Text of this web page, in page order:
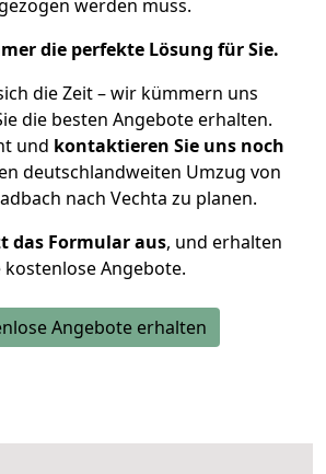
werden muss.
die perfekte Lösung für Sie.
die Zeit – wir kümmern uns
die besten Angebote erhalten.
und kontaktieren Sie uns noch
deutschlandweiten Umzug von
nach Vechta zu planen.
das Formular aus, und erhalten
kostenlose Angebote.
Angebote erhalten